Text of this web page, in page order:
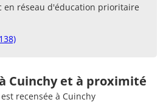
en réseau d'éducation prioritaire
Cuinchy et à proximité
recensée à Cuinchy